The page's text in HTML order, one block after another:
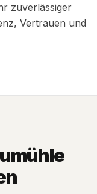
zuverlässiger
Vertrauen und